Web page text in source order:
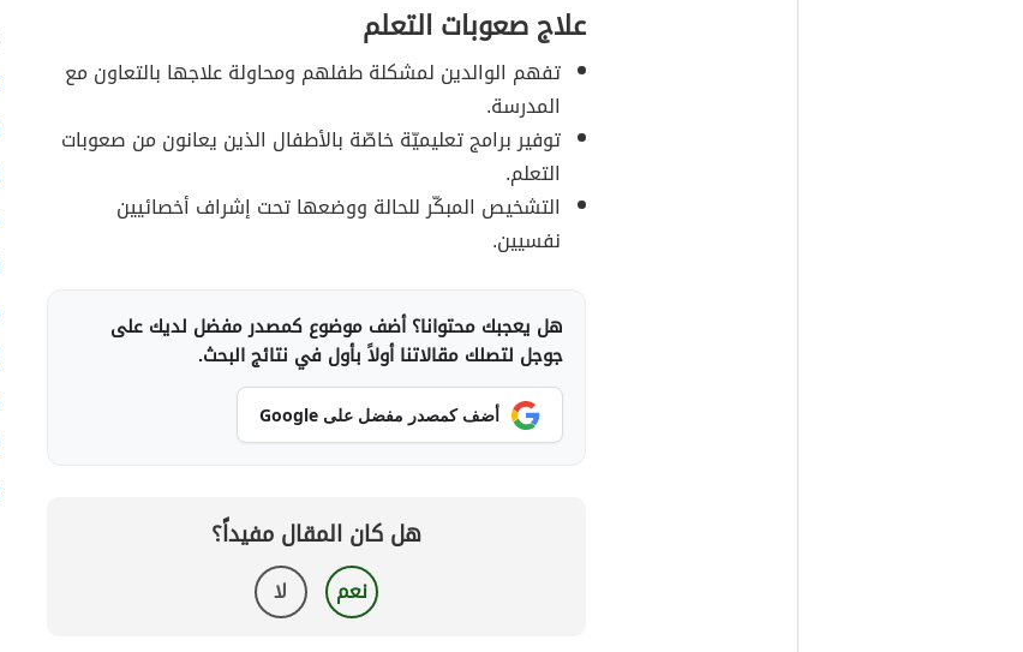
علاج صعوبات التعلم
تفهم الوالدين لمشكلة طفلهم ومحاولة علاجها بالتعاون مع
المدرسة.
توفير برامج تعليميّة خاصّة بالأطفال الذين يعانون من صعوبات
التعلم.
التشخيص المبكّر للحالة ووضعها تحت إشراف أخصائيين
نفسيين.
هل يعجبك محتوانا؟ أضف موضوع كمصدر مفضل لديك على
جوجل لتصلك مقالاتنا أولاً بأول في نتائج البحث.
أضف كمصدر مفضل على Google
هل كان المقال مفيداً؟
نعم لا